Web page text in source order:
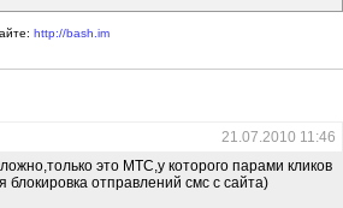
http://bash.im
21.07.2010 11:46
это МТС,у которого парами кликов
блокировка отправлений смс с сайта)